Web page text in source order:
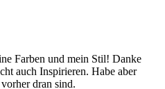
Farben und mein Stil! Danke
auch Inspirieren. Habe aber
dran sind.